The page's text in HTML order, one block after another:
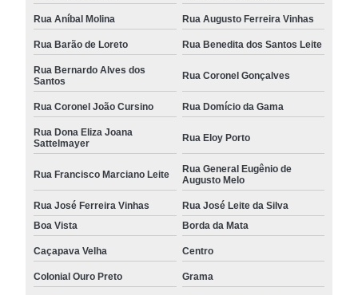
Rua Aníbal Molina Rua Augusto Ferreira Vinhas
Rua Barão de Loreto Rua Benedita dos Santos Leite
Rua Bernardo Alves dos
Santos
Rua Coronel Gonçalves
Rua Coronel João Cursino Rua Domício da Gama
Rua Dona Eliza Joana
Sattelmayer
Rua Eloy Porto
Rua Francisco Marciano Leite
Rua General Eugênio de
Augusto Melo
Rua José Ferreira Vinhas
Rua José Leite da Silva
Boa Vista
Borda da Mata
Caçapava Velha Centro
Colonial Ouro Preto Grama